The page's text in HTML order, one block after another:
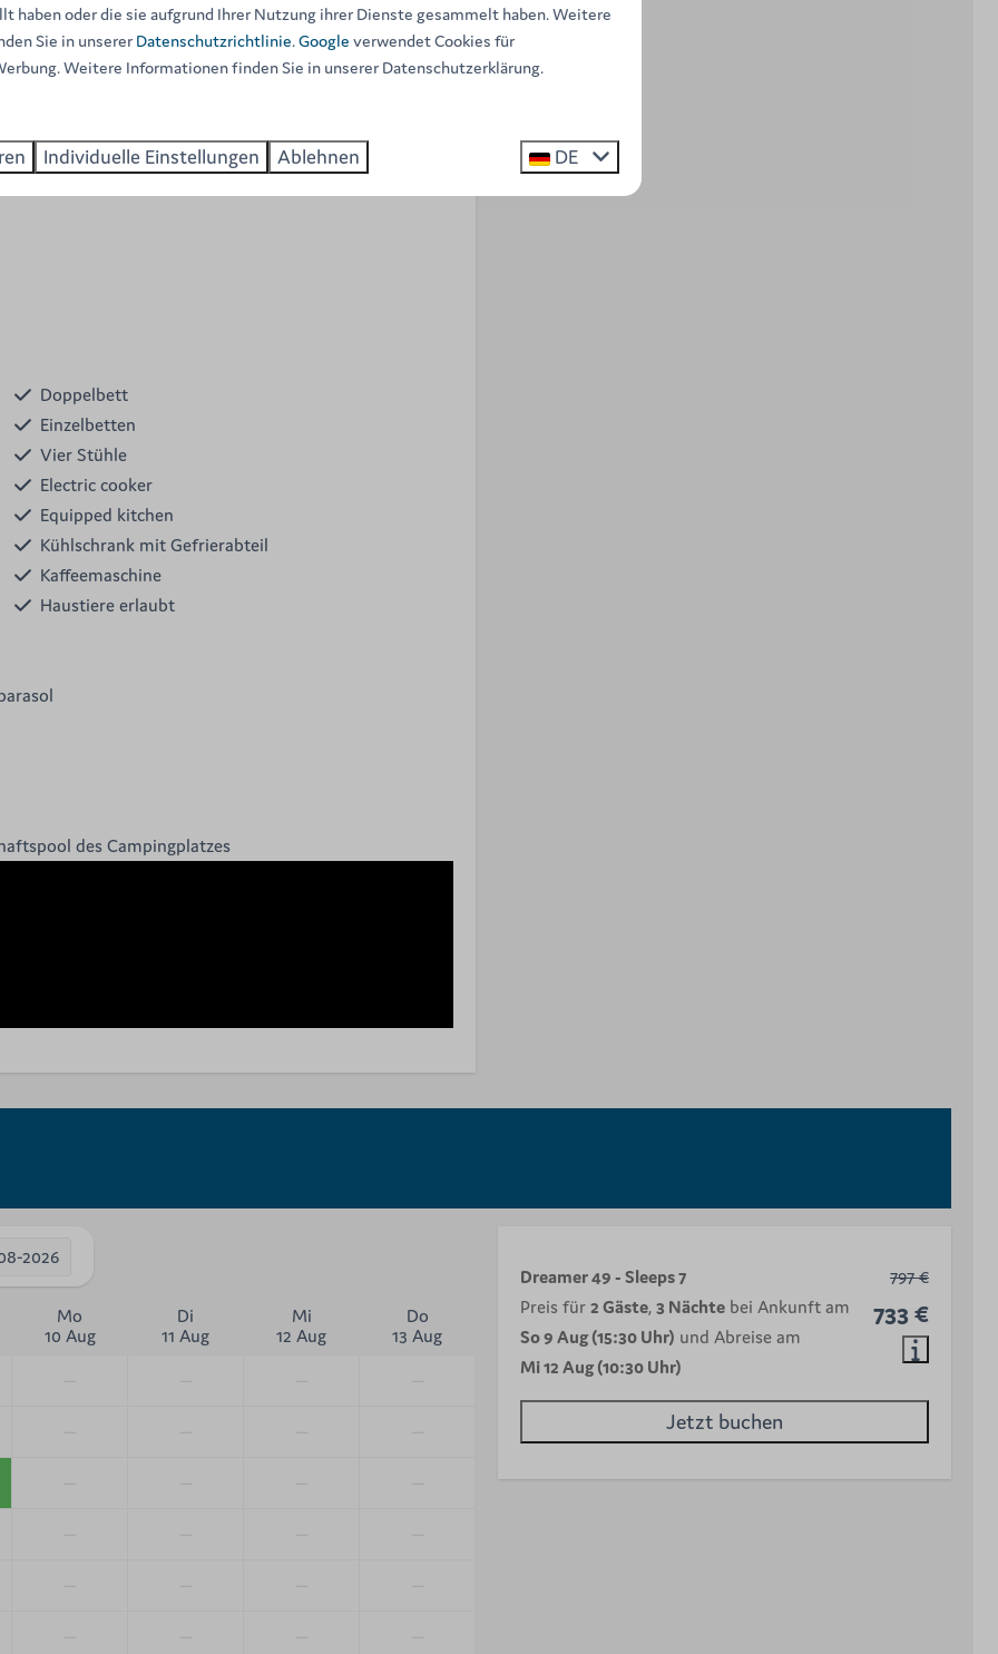
beds/high sleeper and 1 double bed
linen are provided in the bedrooms
and dining table
coffee maker and electric cooker
utensils
basin
Doppelbett
Einzelbetten
Vier Stühle
Electric cooker
Equipped kitchen
Kühlschrank mit Gefrierabteil
Kaffeemaschine
Haustiere erlaubt
des Campingplatzes
2026
Mo
10 Aug
Di
11 Aug
Mi
12 Aug
Do
13 Aug
797 €
733 €
Dreamer 49 - Sleeps 7
Preis für2 Gäste,3 Nächte bei Ankunft am
So 9 Aug (15:30 Uhr) und Abreise am
Mi 12 Aug (10:30 Uhr)
Jetzt buchen
haben oder die sie aufgrund Ihrer Nutzung ihrer Dienste gesammelt haben. Weitere
Sie in unserer Datenschutzrichtlinie.Google verwendet Cookies für
Weitere Informationen finden Sie in unserer Datenschutzerklärung.
Individuelle Einstellungen Ablehnen DE